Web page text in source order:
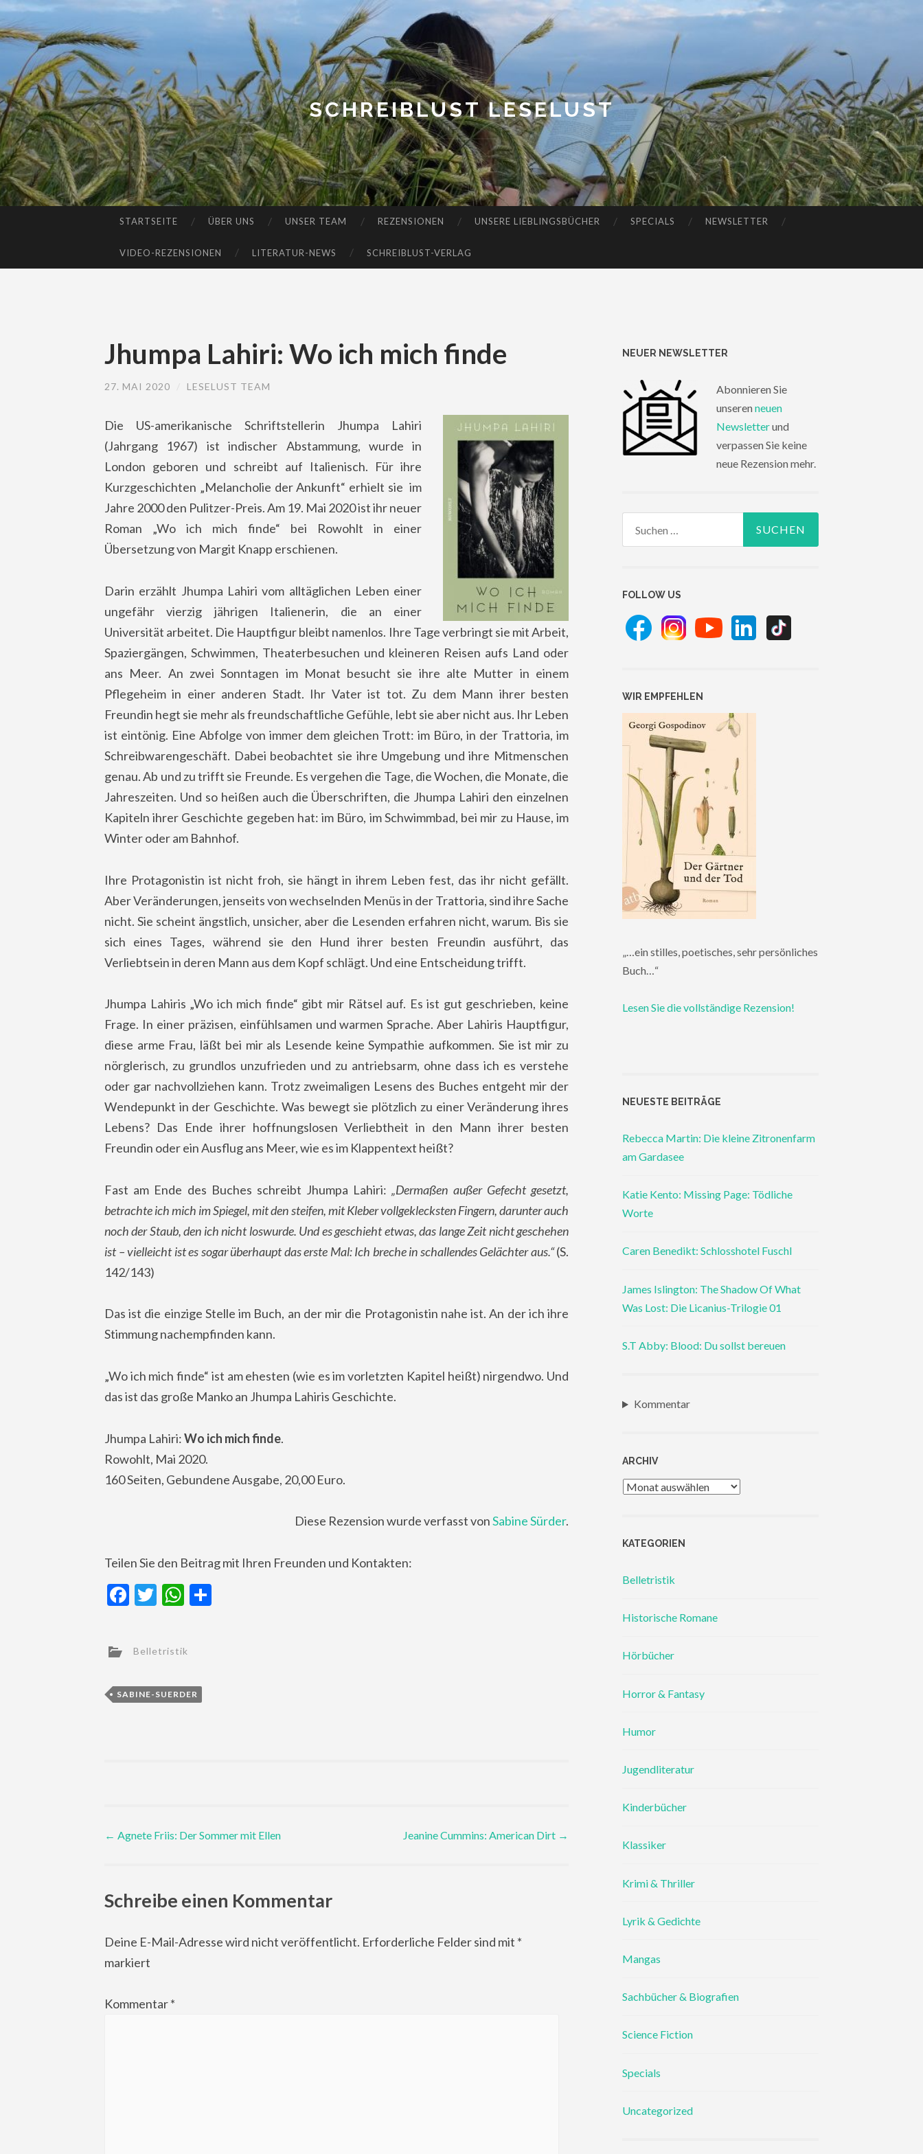
SCHREIBLUST LESELUST
STARTSEITE ÜBER UNS UNSER TEAM REZENSIONEN UNSERE LIEBLINGSBÜCHER SPECIALS NEWSLETTER
VIDEO-REZENSIONEN LITERATUR-NEWS SCHREIBLUST-VERLAG
Jhumpa Lahiri: Wo ich mich finde
27. MAI 2020 LESELUST TEAM
Die US-amerikanische Schriftstellerin Jhumpa Lahiri
(Jahrgang 1967) ist indischer Abstammung, wurde in
London geboren und schreibt auf Italienisch. Für ihre
Kurzgeschichten „Melancholie der Ankunft“ erhielt sie im
Jahre 2000 den Pulitzer-Preis. Am 19. Mai 2020 ist ihr neuer
Roman „Wo ich mich finde“ bei Rowohlt in einer
Übersetzung von Margit Knapp erschienen.
Darin erzählt Jhumpa Lahiri vom alltäglichen Leben einer
ungefähr vierzig jährigen Italienerin, die an einer
Universität arbeitet. Die Hauptfigur bleibt namenlos. Ihre Tage verbringt sie mit Arbeit,
Spaziergängen, Schwimmen, Theaterbesuchen und kleineren Reisen aufs Land oder
ans Meer. An zwei Sonntagen im Monat besucht sie ihre alte Mutter in einem
Pflegeheim in einer anderen Stadt. Ihr Vater ist tot. Zu dem Mann ihrer besten
Freundin hegt sie mehr als freundschaftliche Gefühle, lebt sie aber nicht aus. Ihr Leben
ist eintönig. Eine Abfolge von immer dem gleichen Trott: im Büro, in der Trattoria, im
Schreibwarengeschäft. Dabei beobachtet sie ihre Umgebung und ihre Mitmenschen
genau. Ab und zu trifft sie Freunde. Es vergehen die Tage, die Wochen, die Monate, die
Jahreszeiten. Und so heißen auch die Überschriften, die Jhumpa Lahiri den einzelnen
Kapiteln ihrer Geschichte gegeben hat: im Büro, im Schwimmbad, bei mir zu Hause, im
Winter oder am Bahnhof.
Ihre Protagonistin ist nicht froh, sie hängt in ihrem Leben fest, das ihr nicht gefällt.
Aber Veränderungen, jenseits von wechselnden Menüs in der Trattoria, sind ihre Sache
nicht. Sie scheint ängstlich, unsicher, aber die Lesenden erfahren nicht, warum. Bis sie
sich eines Tages, während sie den Hund ihrer besten Freundin ausführt, das
Verliebtsein in deren Mann aus dem Kopf schlägt. Und eine Entscheidung trifft.
Jhumpa Lahiris „Wo ich mich finde“ gibt mir Rätsel auf. Es ist gut geschrieben, keine
Frage. In einer präzisen, einfühlsamen und warmen Sprache. Aber Lahiris Hauptfigur,
diese arme Frau, läßt bei mir als Lesende keine Sympathie aufkommen. Sie ist mir zu
nörglerisch, zu grundlos unzufrieden und zu antriebsarm, ohne dass ich es verstehe
oder gar nachvollziehen kann. Trotz zweimaligen Lesens des Buches entgeht mir der
Wendepunkt in der Geschichte. Was bewegt sie plötzlich zu einer Veränderung ihres
Lebens? Das Ende ihrer hoffnungslosen Verliebtheit in den Mann ihrer besten
Freundin oder ein Ausflug ans Meer, wie es im Klappentext heißt?
Fast am Ende des Buches schreibt Jhumpa Lahiri:„Dermaßen außer Gefecht gesetzt,
betrachte ich mich im Spiegel, mit den steifen, mit Kleber vollgeklecksten Fingern, darunter auch
noch der Staub, den ich nicht loswurde. Und es geschieht etwas, das lange Zeit nicht geschehen
ist – vielleicht ist es sogar überhaupt das erste Mal: Ich breche in schallendes Gelächter aus.“(S.
142/143)
Das ist die einzige Stelle im Buch, an der mir die Protagonistin nahe ist. An der ich ihre
Stimmung nachempfinden kann.
„Wo ich mich finde“ ist am ehesten (wie es im vorletzten Kapitel heißt) nirgendwo. Und
das ist das große Manko an Jhumpa Lahiris Geschichte.
Jhumpa Lahiri:Wo ich mich finde.
Rowohlt, Mai 2020.
160 Seiten, Gebundene Ausgabe, 20,00 Euro.
Diese Rezension wurde verfasst vonSabine Sürder.
Teilen Sie den Beitrag mit Ihren Freunden und Kontakten:
Facebook
TwitterWhatsApp
Belletristik
SABINE-SUERDER
Post
← Agnete Friis: Der Sommer mit Ellen Jeanine Cummins: American Dirt →
Schreibe einen Kommentar
Deine E-Mail-Adresse wird nicht veröffentlicht. Erforderliche Felder sind mit *
markiert
Kommentar*
NEUER NEWSLETTER
Abonnieren Sie
unserenneuen
Newsletterund
verpassen Sie keine
neue Rezension mehr.
FOLLOW US
WIR EMPFEHLEN
„…ein stilles, poetisches, sehr persönliches
Buch…“
Lesen Sie die vollständige Rezension!
NEUESTE BEITRÄGE
Rebecca Martin: Die kleine Zitronenfarm
am Gardasee
Katie Kento: Missing Page: Tödliche
Worte
Caren Benedikt: Schlosshotel Fuschl
James Islington: The Shadow Of What
Was Lost: Die Licanius-Trilogie 01
S.T Abby: Blood: Du sollst bereuen
Kommentar
ARCHIV
Archiv
KATEGORIEN
Belletristik
Historische Romane
Hörbücher
Horror & Fantasy
Humor
Jugendliteratur
Kinderbücher
Klassiker
Krimi & Thriller
Lyrik & Gedichte
Mangas
Sachbücher & Biografien
Science Fiction
Specials
Uncategorized